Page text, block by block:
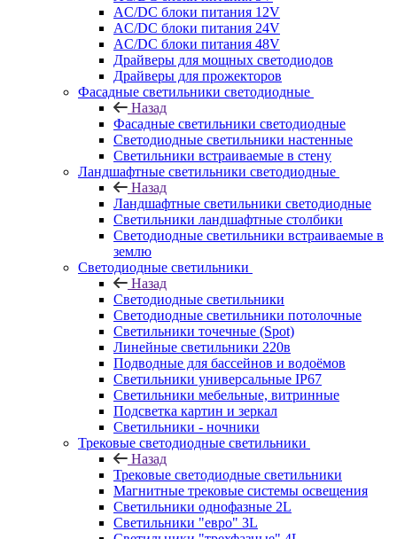
AC/DC блоки питания 12V
AC/DC блоки питания 24V
AC/DC блоки питания 48V
Драйверы для мощных светодиодов
Драйверы для прожекторов
Фасадные светильники светодиодные
Назад
Фасадные светильники светодиодные
Светодиодные светильники настенные
Светильники встраиваемые в стену
Ландшафтные светильники светодиодные
Назад
Ландшафтные светильники светодиодные
Светильники ландшафтные столбики
Светодиодные светильники встраиваемые в
землю
Светодиодные светильники
Назад
Светодиодные светильники
Светодиодные светильники потолочные
Светильники точечные (Spot)
Линейные светильники 220в
Подводные для бассейнов и водоёмов
Светильники универсальные IP67
Светильники мебельные, витринные
Подсветка картин и зеркал
Светильники - ночники
Трековые светодиодные светильники
Назад
Трековые светодиодные светильники
Магнитные трековые системы освещения
Светильники однофазные 2L
Светильники "евро" 3L